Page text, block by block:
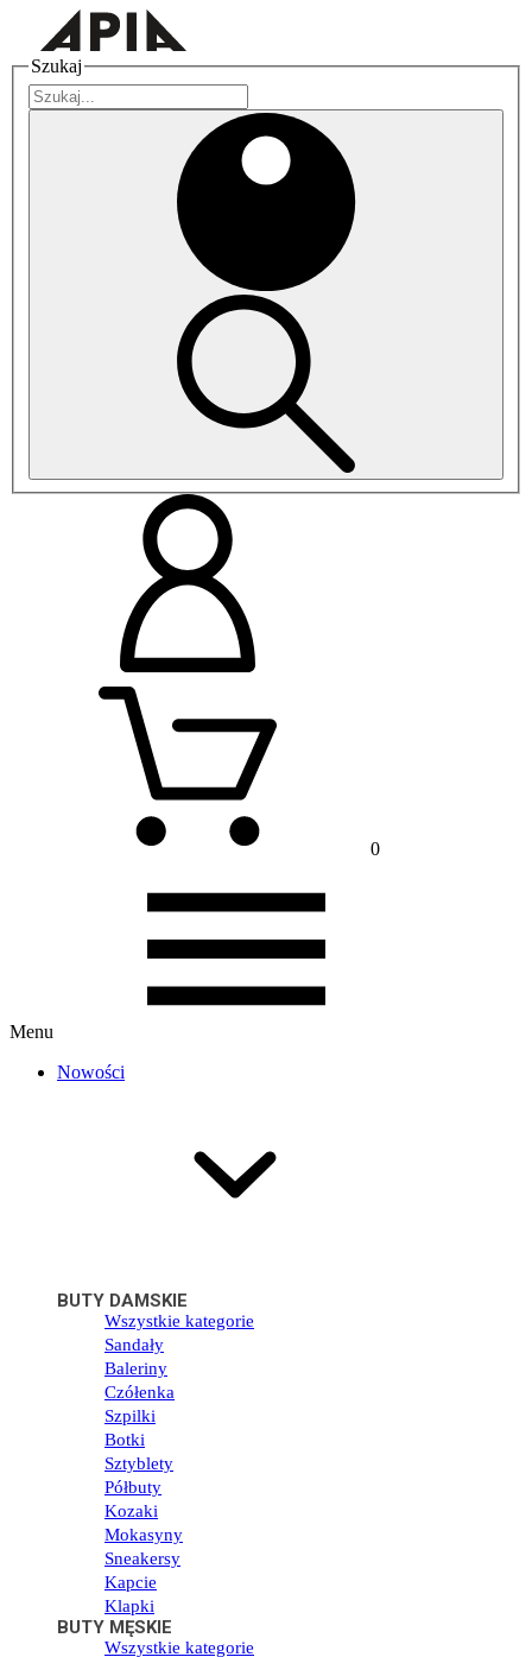
Szukaj
0
Menu
Nowości
BUTY DAMSKIE
Wszystkie kategorie
Sandały
Baleriny
Czółenka
Szpilki
Botki
Sztyblety
Półbuty
Kozaki
Mokasyny
Sneakersy
Kapcie
Klapki
BUTY MĘSKIE
Wszystkie kategorie